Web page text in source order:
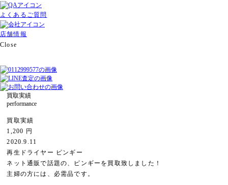
よくあるご質問
店舗情報
Close
買取実績
performance
買取実績
1,200 円
2020.9.11
再生ドライヤー ピンギー
ネット通販で話題の、ピンギーを買取致しました！
主婦の方には、必需品です。